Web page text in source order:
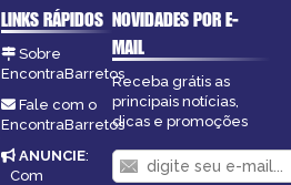
LINKS RÁPIDOS
Sobre
EncontraBarretos
Fale com o
EncontraBarretos
ANUNCIE:
Com
NOVIDADES POR E-
MAIL
Receba grátis as
principais notícias,
dicas e promoções